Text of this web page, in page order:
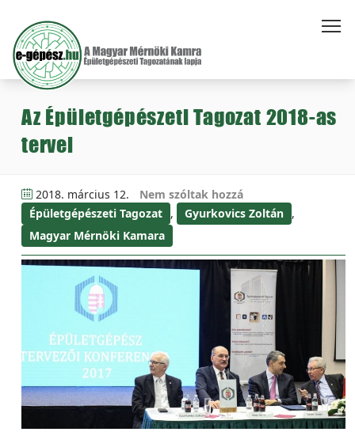
Az Épületgépészeti Tagozat 2018-as
tervei
2018. március 12.
Nem szóltak hozzá
Épületgépészeti Tagozat , Gyurkovics Zoltán ,
Magyar Mérnöki Kamara